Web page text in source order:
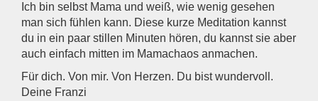
Ich bin selbst Mama und weiß, wie wenig gesehen
man sich fühlen kann. Diese kurze Meditation kannst
du in ein paar stillen Minuten hören, du kannst sie aber
auch einfach mitten im Mamachaos anmachen.
Für dich. Von mir. Von Herzen. Du bist wundervoll.
Deine Franzi